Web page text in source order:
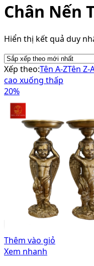
Chân Nến
Hiển thị kết quả duy
Xếp theo:Tên A-ZTên Z-
cao xuống thấp
20%
Thêm vào giỏ
Xem nhanh